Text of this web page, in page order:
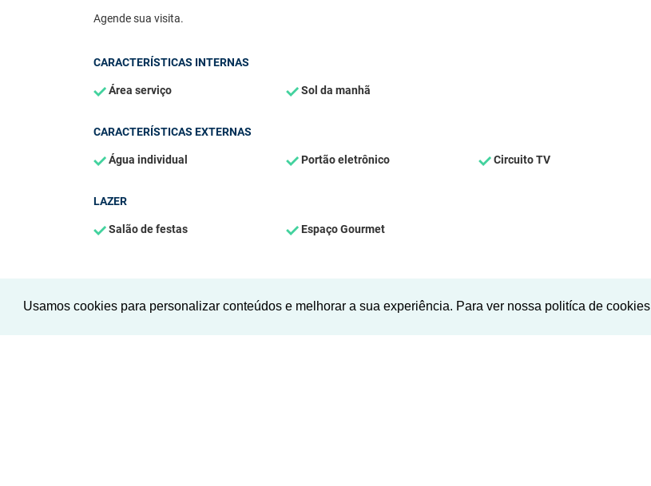
Usamos cookies para personalizar conteúdos e melhorar a sua experiência. Para ver nossa politíca de cookies
Agende sua visita.
CARACTERÍSTICAS INTERNAS
Área serviço Sol da manhã
CARACTERÍSTICAS EXTERNAS
Água individual Portão eletrônico Circuito TV
LAZER
Salão de festas Espaço Gourmet